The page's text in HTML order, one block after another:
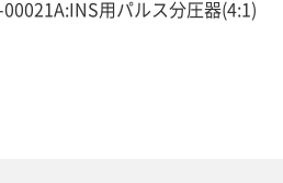
用パルス分圧器(4:1)